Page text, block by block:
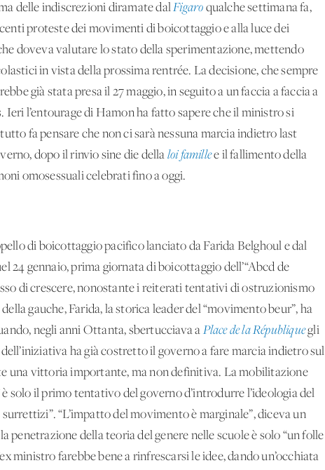
delle indiscrezioni diramate dalFigaro qualche settimana fa,
proteste dei movimenti di boicottaggio e alla luce dei
doveva valutare lo stato della sperimentazione, mettendo
in vista della prossima rentrée. La decisione, che sempre
già stata presa il 27 maggio, in seguito a un faccia a faccia a
l’entourage di Hamon ha fatto sapere che il ministro si
fa pensare che non ci sarà nessuna marcia indietro last
dopo il rinvio sine die della loi famillee il fallimento della
omosessuali celebrati fino a oggi.
di boicottaggio pacifico lanciato da Farida Belghoul e dal
24 gennaio, prima giornata di boicottaggio dell’“Abcd de
di crescere, nonostante i reiterati tentativi di ostruzionismo
gauche, Farida, la storica leader del “movimento beur”, ha
negli anni Ottanta, sbertucciava a Place de la Républiquegli
ha già costretto il governo a fare marcia indietro sul
una vittoria importante, ma non definitiva. La mobilitazione
è solo il primo tentativo del governo d’introdurre l’ideologia del
“L’impatto del movimento è marginale”, diceva un
della teoria del genere nelle scuole è solo “un folle
ministro farebbe bene a rinfrescarsi le idee, dando un’occhiata